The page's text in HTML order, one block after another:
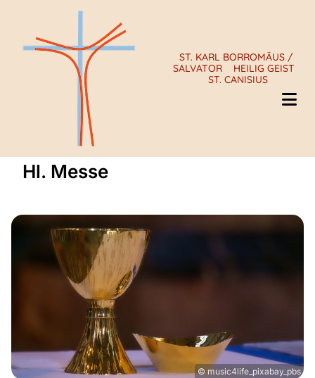
ST. KARL BORROMÄUS /
SALVATOR
HEILIG GEIST
ST. CANISIUS
Hl. Messe
© music4life_pixabay_pbs